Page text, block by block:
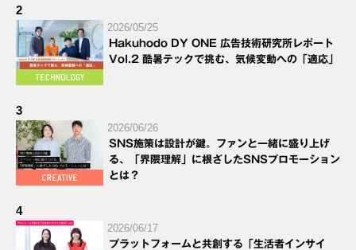
2
2026/05/25
Hakuhodo DY ONE 広告技術研究所レポート
Vol.2 酷暑テックで挑む、気候変動への「適応」
3
2026/06/26
SNS施策は設計が鍵。ファンと一緒に盛り上げ
る、「界隈理解」に根ざしたSNSプロモーション
とは？
4
2026/06/17
プラットフォームと共創する「生活者インサイ